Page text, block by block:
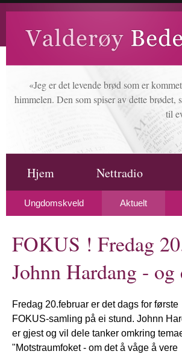
«Jeg er det levende brød som er
himmelen. Den som spiser av dette brødet,
til
Hjem Nettradio
Ungdomskveld Aktuelt
FOKUS ! Fredag
Johnn Hardang - og
Fredag 20.februar er det dags for første
FOKUS-samling på ei stund. Johnn
er gjest og vil dele tanker omkring
"Motstraumfoket - om det å våge å vere